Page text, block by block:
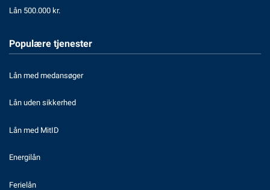
Lån 500.000 kr.
Populære tjenester
Lån med medansøger
Lån uden sikkerhed
Lån med MitID
Energilån
Ferielån